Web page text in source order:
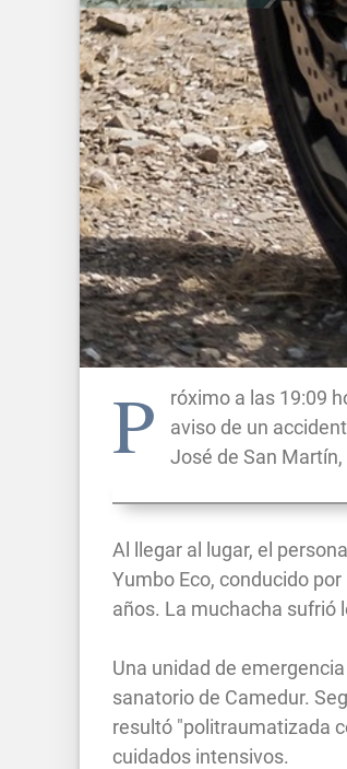
P
róximo a las 19:09
aviso de un
José de San
Al llegar al lugar, el
Yumbo Eco, conducido
años. La muchacha sufrió
Una unidad de
sanatorio de Camedur.
resultó "politraumatizada
cuidados intensivos.